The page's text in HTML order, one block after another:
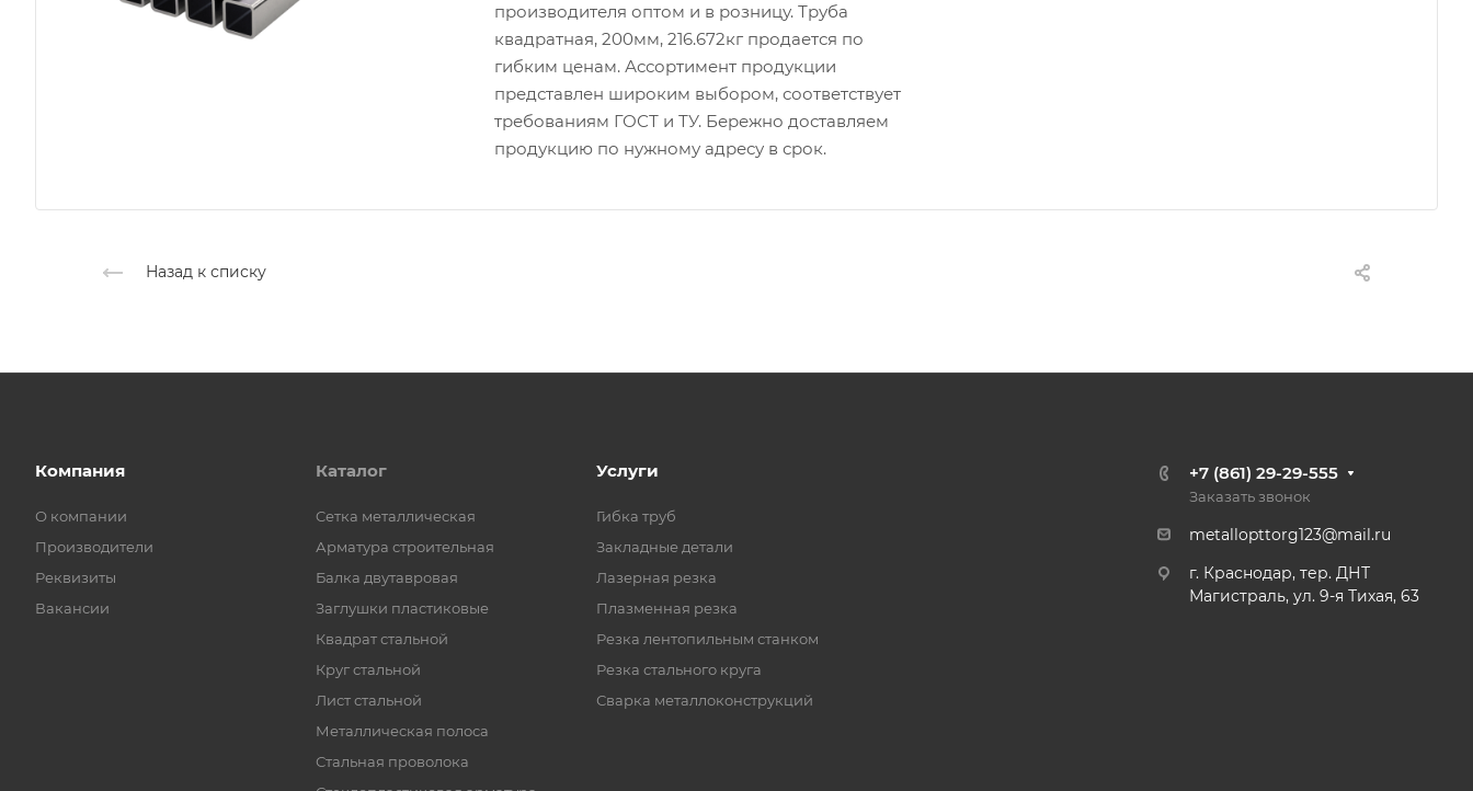
производителя оптом и в розницу. Труба
квадратная, 200мм, 216.672кг продается по
гибким ценам. Ассортимент продукции
представлен широким выбором, соответствует
требованиям ГОСТ и ТУ. Бережно доставляем
продукцию по нужному адресу в срок.
Назад к списку
Компания
О компании
Производители
Реквизиты
Вакансии
Каталог
Cетка металлическая
Арматура строительная
Балка двутавровая
Заглушки пластиковые
Квадрат стальной
Круг стальной
Лист стальной
Металлическая полоса
Стальная проволока
Услуги
Гибка труб
Закладные детали
Лазерная резка
Плазменная резка
Резка лентопильным станком
Резка стального круга
Сварка металлоконструкций
+7 (861) 29-29-555
Заказать звонок
metallopttorg123@mail.ru
г. Краснодар, тер. ДНТ
Магистраль, ул. 9-я Тихая, 63